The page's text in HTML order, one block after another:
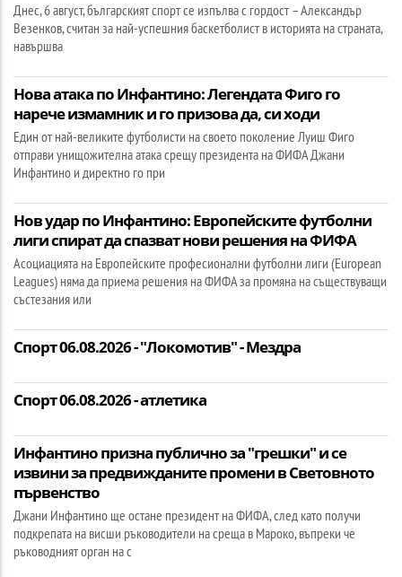
Днес, 6 август, българският спорт се изпълва с гордост – Александър
Везенков, считан за най-успешния баскетболист в историята на страната,
навършва
Нова атака по Инфантино: Легендата Фиго го
нарече измамник и го призова да, си ходи
Един от най-великите футболисти на своето поколение Луиш Фиго
отправи унищожителна атака срещу президента на ФИФА Джани
Инфантино и директно го при
Нов удар по Инфантино: Европейските футболни
лиги спират да спазват нови решения на ФИФА
Асоциацията на Европейските професионални футболни лиги (European
Leagues) няма да приема решения на ФИФА за промяна на съществуващи
състезания или
Спорт 06.08.2026 - "Локомотив" - Мездра
Спорт 06.08.2026 - атлетика
Инфантино призна публично за "грешки" и се
извини за предвижданите промени в Световното
първенство
Джани Инфантино ще остане президент на ФИФА, след като получи
подкрепата на висши ръководители на среща в Мароко, въпреки че
ръководният орган на с